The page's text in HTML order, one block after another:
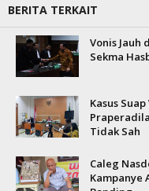
BERITA TERKAIT
Vonis Jauh
Sekma
Kasus
Tidak Sah
Caleg
Kampanye